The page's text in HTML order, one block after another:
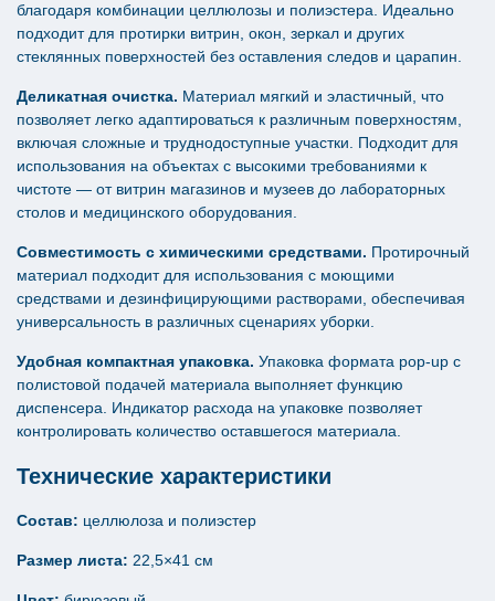
благодаря комбинации целлюлозы и полиэстера. Идеально
подходит для протирки витрин, окон, зеркал и других
стеклянных поверхностей без оставления следов и царапин.
Деликатная очистка. Материал мягкий и эластичный, что
позволяет легко адаптироваться к различным поверхностям,
включая сложные и труднодоступные участки. Подходит для
использования на объектах с высокими требованиями к
чистоте — от витрин магазинов и музеев до лабораторных
столов и медицинского оборудования.
Совместимость с химическими средствами. Протирочный
материал подходит для использования с моющими
средствами и дезинфицирующими растворами, обеспечивая
универсальность в различных сценариях уборки.
Удобная компактная упаковка. Упаковка формата pop-up с
полистовой подачей материала выполняет функцию
диспенсера. Индикатор расхода на упаковке позволяет
контролировать количество оставшегося материала.
Технические характеристики
Состав: целлюлоза и полиэстер
Размер листа: 22,5×41 см